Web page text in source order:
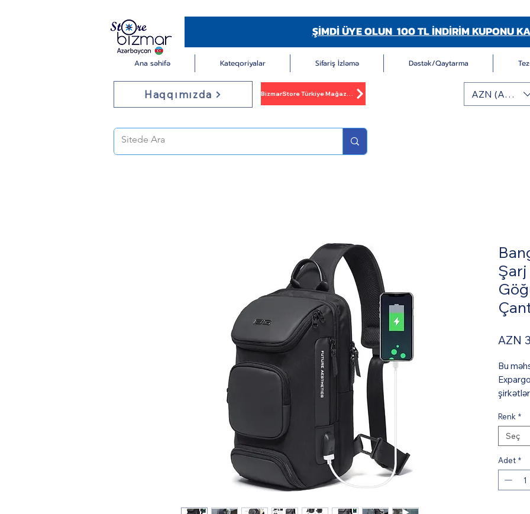
ŞİMDİ ÜYE OLUN 100 TL İNDİRİM KUPONU
Ana səhifə Kateqoriyalar Sifariş İzləmə Dəstək/Qaytarma
Haqqımızda BizmarStore Türkiye Mağazası AZN (AZN)
Şarj
AZN
Bu
sifariş
biləcək
qiymətə
Renk *
Seç
Adet *